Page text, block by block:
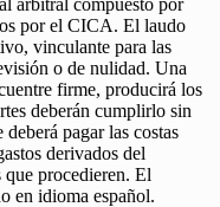
arbitral compuesto por
por el CICA. El laudo
vinculante para las
o de nulidad. Una
firme, producirá los
deberán cumplirlo sin
pagar las costas
derivados del
que procedieren. El
en idioma español.